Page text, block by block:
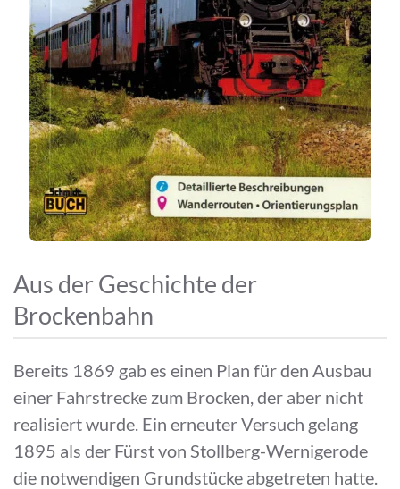
Aus der Geschichte der
Brockenbahn
Bereits 1869 gab es einen Plan für den Ausbau
einer Fahrstrecke zum Brocken, der aber nicht
realisiert wurde. Ein erneuter Versuch gelang
1895 als der Fürst von Stollberg-Wernigerode
die notwendigen Grundstücke abgetreten hatte.